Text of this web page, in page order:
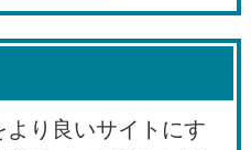
り良いサイトにす